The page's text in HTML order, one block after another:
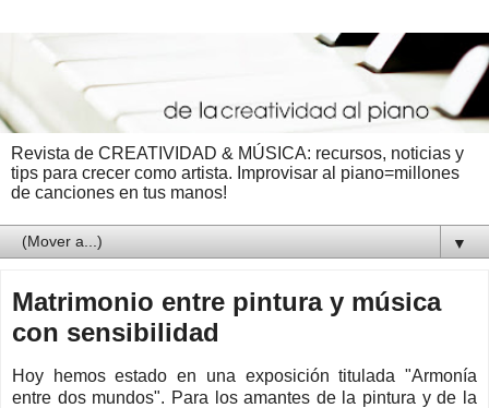
Revista de CREATIVIDAD & MÚSICA: recursos, noticias y
tips para crecer como artista. Improvisar al piano=millones
de canciones en tus manos!
▼
Matrimonio entre pintura y música
con sensibilidad
Hoy hemos estado en una exposición titulada "Armonía
entre dos mundos". Para los amantes de la pintura y de la